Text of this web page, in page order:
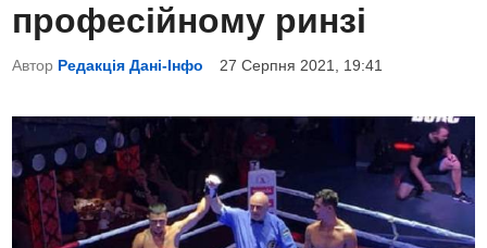
n
професійному ринзі
Автор Редакція Дані-Інфо 27 Серпня 2021, 19:41